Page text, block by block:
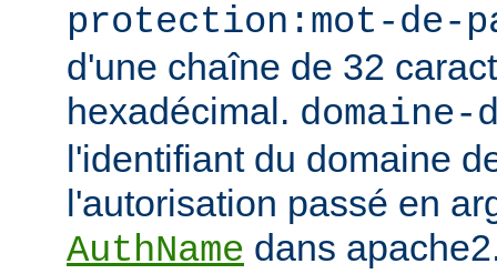
protection:mot-de-
d'une chaîne de 32
hexadécimal.
l'identifiant du domaine
l'autorisation passé en
AuthName dans